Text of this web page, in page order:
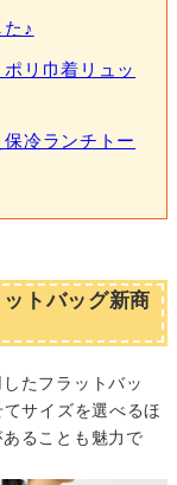
♪
リ巾着リュッ
冷ランチトー
トバッグ新商
たフラットバッ
サイズを選べるほ
ることも魅力で